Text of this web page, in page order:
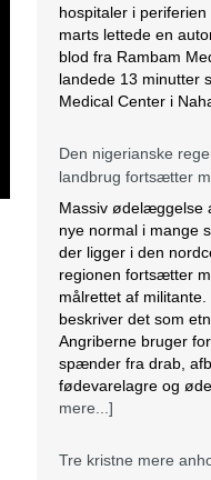
hospitaler i periferien
marts lettede en
blod fra Rambam
landede 13 minutter
Medical Center i
Den nigerianske
landbrug fortsætter
Massiv ødelæggelse
nye normal i mange
der ligger i den
regionen fortsætter
målrettet af
beskriver det som
Angriberne bruger
spænder fra drab,
fødevarelagre og
mere...]
Tre kristne mere